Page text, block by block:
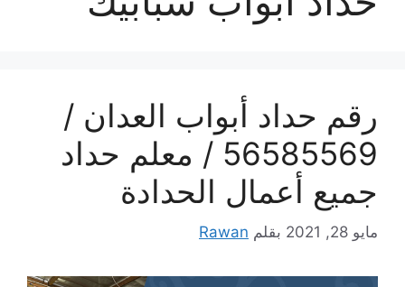
رقم حداد أبواب العدان /
56585569 / معلم حداد
جميع أعمال الحدادة
مايو 28, 2021 بقلم Rawan